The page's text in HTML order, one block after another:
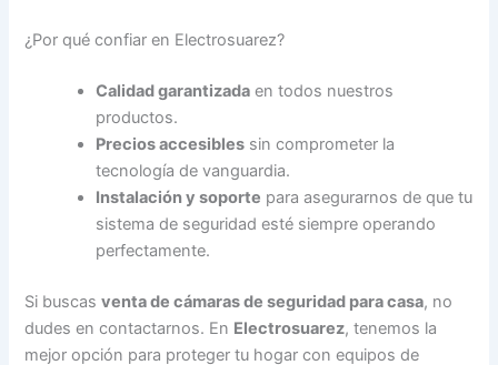
¿Por qué confiar en Electrosuarez?
Calidad garantizada en todos nuestros
productos.
Precios accesibles sin comprometer la
tecnología de vanguardia.
Instalación y soporte para asegurarnos de que tu
sistema de seguridad esté siempre operando
perfectamente.
Si buscasventa de cámaras de seguridad para casa, no
dudes en contactarnos. En Electrosuarez, tenemos la
mejor opción para proteger tu hogar con equipos de